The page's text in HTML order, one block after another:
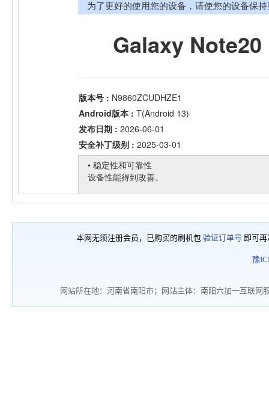
本网无须注册会员，已购买的刷机包 验证订单号 即可
豫
网站所在地：河南省南阳市；网站主体：南阳六加一互联